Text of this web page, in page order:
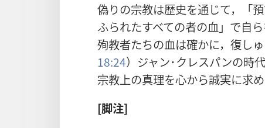
偽りの宗教は歴史を通じて，「
ふられたすべての者の血」で自
殉教者たちの血は確かに，復し
18:24）ジャン･クレスパンの時
宗教上の真理を心から誠実に求
[脚注]